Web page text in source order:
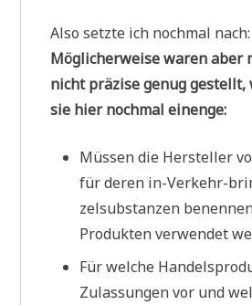
Also setz­te ich noch­mal nach:
Mög­li­cher­wei­se waren aber
nicht prä­zi­se genug gestellt,
sie hier noch­mal einenge:
Müs­sen die Her­stel­ler
für deren in-Ver­kehr-
zel­sub­stan­zen
Pro­duk­ten ver­wen­det
Für wel­che
Zulas­sun­gen vor und